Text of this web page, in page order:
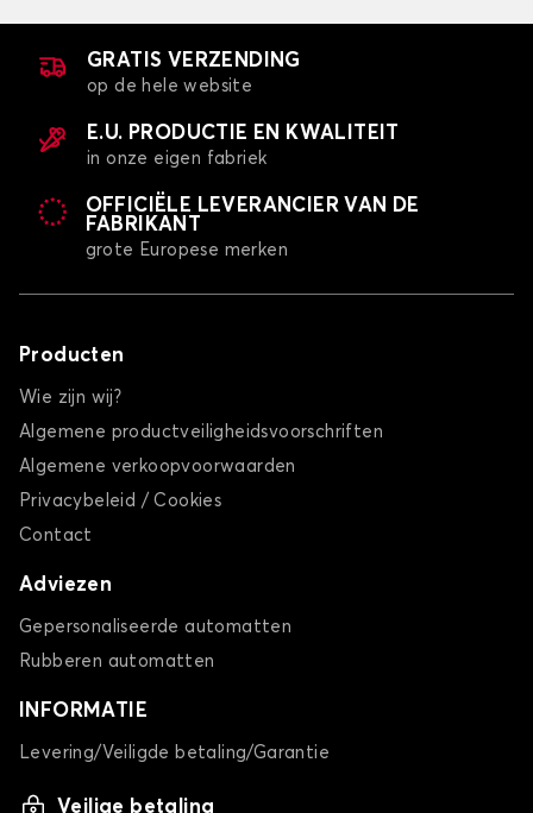
GRATIS VERZENDING
op de hele website
E.U. PRODUCTIE EN KWALITEIT
in onze eigen fabriek
OFFICIËLE LEVERANCIER VAN DE
FABRIKANT
grote Europese merken
Producten
Wie zijn wij?
Algemene productveiligheidsvoorschriften
Algemene verkoopvoorwaarden
Privacybeleid / Cookies
Contact
Adviezen
Gepersonaliseerde automatten
Rubberen automatten
INFORMATIE
Levering/Veiligde betaling/Garantie
Veilige betaling